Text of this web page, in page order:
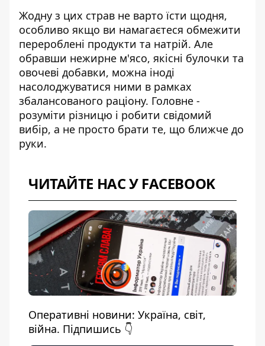
Жодну з цих страв не варто їсти щодня,
особливо якщо ви намагаєтеся обмежити
перероблені продукти та натрій. Але
обравши нежирне м'ясо, якісні булочки та
овочеві добавки, можна іноді
насолоджуватися ними в рамках
збалансованого раціону. Головне -
розуміти різницю і робити свідомий
вибір, а не просто брати те, що ближче до
руки.
ЧИТАЙТЕ НАС У FACEBOOK
Оперативні новини: Україна, світ,
війна. Підпишись 👇